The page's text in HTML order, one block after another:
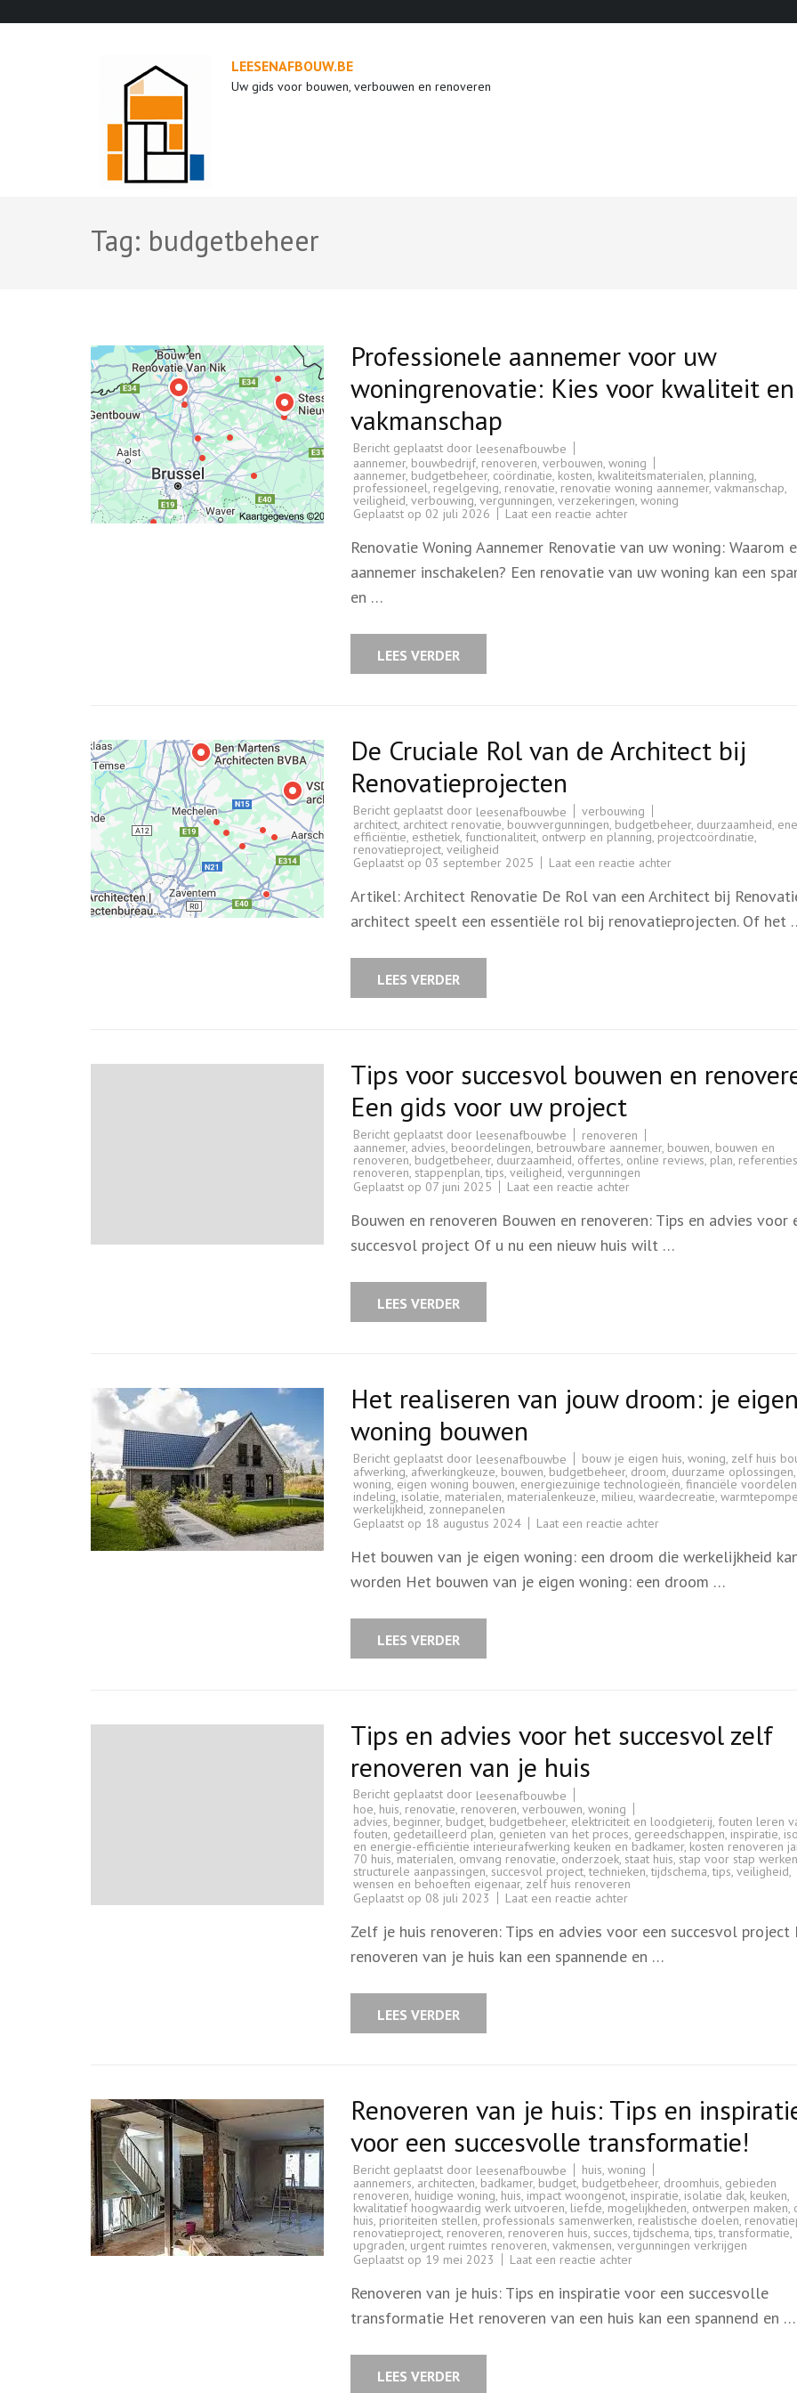
LEESENAFBOUW.BE
Uw gids voor bouwen, verbouwen en renoveren
Tag: budgetbeheer
Professionele aannemer voor uw
woningrenovatie: Kies voor kwaliteit en
vakmanschap
Bericht geplaatst door leesenafbouwbe
aannemer, bouwbedrijf, renoveren, verbouwen, woning
aannemer, budgetbeheer, coördinatie, kosten, kwaliteitsmaterialen, planning,
professioneel,regelgeving, renovatie, renovatie woning aannemer, vakmanschap,
veiligheid, verbouwing, vergunningen, verzekeringen, woning
Geplaatst op 02 juli 2026 Laat een reactie achterop
voor
woningrenovatie:
Renovatie Woning Aannemer Renovatie van uw woning: Waarom
aannemer inschakelen? Een renovatie van uw woning kan een
en …
LEES VERDER
De Cruciale Rol van de Architect bij
Renovatieprojecten
Bericht geplaatst door leesenafbouwbe
verbouwing
architect architect renovatie bouwvergunningen budgetbeheer, duurzaamheid
efficiëntie esthetiek functionaliteit ontwerp en planning projectcoördinatie
renovatieproject veiligheid
Geplaatst op 03 september 2025 Laat een reactie achterop
Rol
de
Artikel: Architect Renovatie De Rol van een Architect bij
architect speelt een essentiële rol bij renovatieprojecten. Of het
LEES VERDER
Tips voor succesvol bouwen en
Een gids voor uw project
Bericht geplaatst door leesenafbouwbe
renoveren
aannemer, advies, beoordelingen, betrouwbare aannemer, bouwen, bouwen en
renoveren, budgetbeheer, duurzaamheid, offertes, online reviews, plan, referenties
renoveren, stappenplan,tips, veiligheid, vergunningen
Geplaatst op 07 juni 2025 Laat een reactie achterop
succesvol
en
Bouwen en renoveren Bouwen en renoveren: Tips en advies voor
succesvol project Of u nu een nieuw huis wilt …
LEES VERDER
Het realiseren van jouw droom: je eigen
woning bouwen
Bericht geplaatst door leesenafbouwbe bouw je eigen huis, woning, zelf huis
afwerking, afwerkingkeuze, bouwen, budgetbeheer, droom, duurzame oplossingen,
woning, eigen woning bouwen, energiezuinige technologieën, financiële voordelen
indeling, isolatie, materialen, materialenkeuze, milieu, waardecreatie,
werkelijkheid, zonnepanelen
Geplaatst op 18 augustus 2024 Laat een reactie achterop
van
droom:
Het bouwen van je eigen woning: een droom die werkelijkheid
worden Het bouwen van je eigen woning: een droom …
LEES VERDER
Tips en advies voor het succesvol zelf
renoveren van je huis
Bericht geplaatst door leesenafbouwbe
hoe, huis, renovatie, renoveren, verbouwen, woning
advies, beginner, budget, budgetbeheer, elektriciteit en loodgieterij, fouten leren
fouten, gedetailleerd plan, genieten van het proces, gereedschappen, inspiratie,
en energie-efficiëntie interieurafwerking keuken en badkamer, kosten renoveren
70 huis,materialen, omvang renovatie, onderzoek, staat huis, stap voor stap werken
structurele aanpassingen, succesvol project,technieken,tijdschema,tips, veiligheid,
wensen en behoeften eigenaar, zelf huis renoveren
Geplaatst op 08 juli 2023 Laat een reactie achterop
advies
het
Zelf je huis renoveren: Tips en advies voor een succesvol project
renoveren van je huis kan een spannende en …
LEES VERDER
Renoveren van je huis: Tips en
voor een succesvolle transformatie!
Bericht geplaatst door leesenafbouwbe huis, woning
aannemers, architecten, badkamer, budget, budgetbeheer, droomhuis, gebieden
renoveren, huidige woning, huis, impact woongenot, inspiratie, isolatie dak, keuken,
kwalitatief hoogwaardig werk uitvoeren, liefde, mogelijkheden, ontwerpen maken,
huis, prioriteiten stellen, professionals samenwerken, realistische doelen,
renovatieproject, renoveren, renoveren huis, succes,tijdschema,tips,transformatie,
upgraden, urgent ruimtes renoveren, vakmensen, vergunningen verkrijgen
Geplaatst op 19 mei 2023 Laat een reactie achterop
je
Tips
Renoveren van je huis: Tips en inspiratie voor een succesvolle
transformatie Het renoveren van een huis kan een spannend en …
LEES VERDER